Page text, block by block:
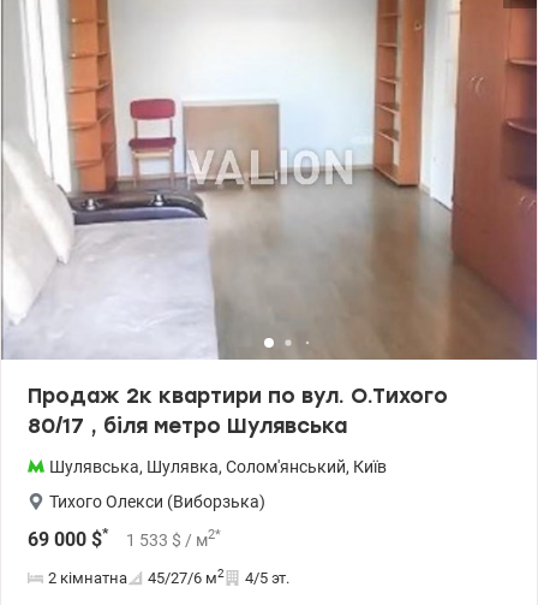
необхідне для комфортного життя. Меблі, виготовлені на
замовлення: комод в прихожці, скляна тумба, під телевізор,
скляна поличка під телевізор, шафа на балконі, шафи і шафи-
купе в спальні, також сучасна кухня з якісною фурнітурою,
новий холодильний, бойлер, сейф. Охайний, чистий під’їзд,
консьєрж. Тихий та зелений двір. В будинку на першому поверсі
магазини, аптека, кафе, Sport Life, дитячий клуб. Поруч дитячі
садки, школа. В пішій доступності метро Шулявка, трамвайна
зупинка. Показ у зручний для Вас час. Ціна 135 000 у.о.
Телефонуйте 050 693 74 54 Олена Багрова valion.ua/1119785
Продаж 2к квартири по вул. О.Тихого
80/17 , біля метро Шулявська
Шулявська, Шулявка, Солом'янський, Київ
Тихого Олекси (Виборзька)
69 000 $* 1 533 $ / м2*
2 кімнатна 45/27/6 м2 4/5 эт.